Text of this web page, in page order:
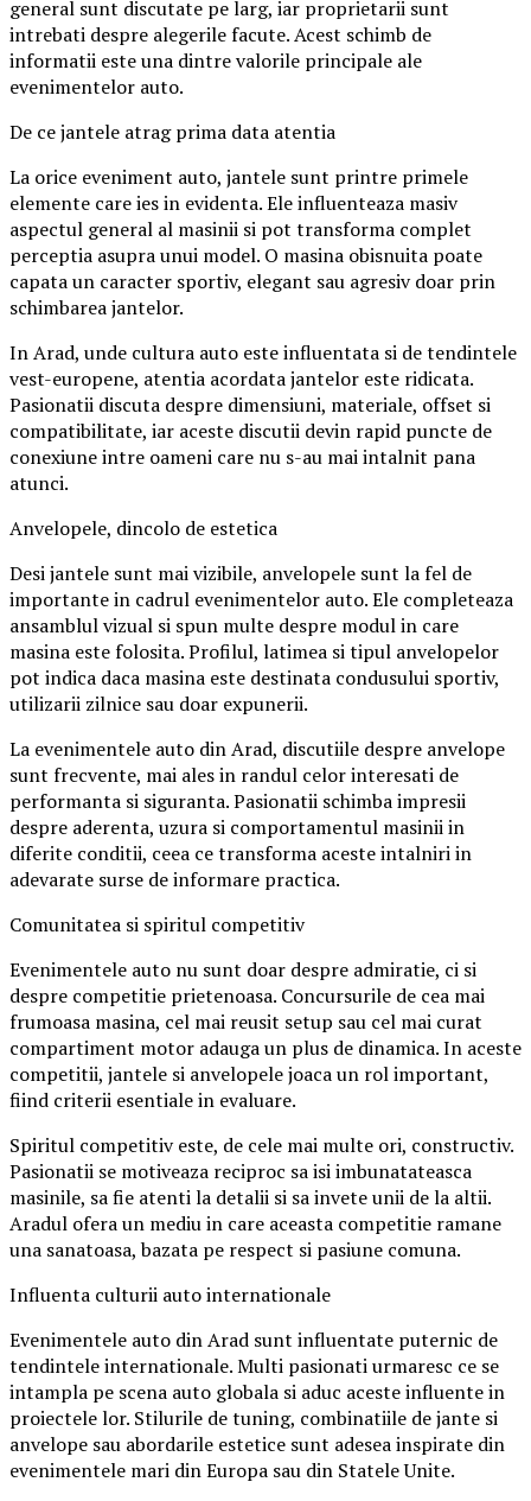
general sunt discutate pe larg, iar proprietarii sunt
intrebati despre alegerile facute. Acest schimb de
informatii este una dintre valorile principale ale
evenimentelor auto.
De ce jantele atrag prima data atentia
La orice eveniment auto, jantele sunt printre primele
elemente care ies in evidenta. Ele influenteaza masiv
aspectul general al masinii si pot transforma complet
perceptia asupra unui model. O masina obisnuita poate
capata un caracter sportiv, elegant sau agresiv doar prin
schimbarea jantelor.
In Arad, unde cultura auto este influentata si de tendintele
vest-europene, atentia acordata jantelor este ridicata.
Pasionatii discuta despre dimensiuni, materiale, offset si
compatibilitate, iar aceste discutii devin rapid puncte de
conexiune intre oameni care nu s-au mai intalnit pana
atunci.
Anvelopele, dincolo de estetica
Desi jantele sunt mai vizibile, anvelopele sunt la fel de
importante in cadrul evenimentelor auto. Ele completeaza
ansamblul vizual si spun multe despre modul in care
masina este folosita. Profilul, latimea si tipul anvelopelor
pot indica daca masina este destinata condusului sportiv,
utilizarii zilnice sau doar expunerii.
La evenimentele auto din Arad, discutiile despre anvelope
sunt frecvente, mai ales in randul celor interesati de
performanta si siguranta. Pasionatii schimba impresii
despre aderenta, uzura si comportamentul masinii in
diferite conditii, ceea ce transforma aceste intalniri in
adevarate surse de informare practica.
Comunitatea si spiritul competitiv
Evenimentele auto nu sunt doar despre admiratie, ci si
despre competitie prietenoasa. Concursurile de cea mai
frumoasa masina, cel mai reusit setup sau cel mai curat
compartiment motor adauga un plus de dinamica. In aceste
competitii, jantele si anvelopele joaca un rol important,
fiind criterii esentiale in evaluare.
Spiritul competitiv este, de cele mai multe ori, constructiv.
Pasionatii se motiveaza reciproc sa isi imbunatateasca
masinile, sa fie atenti la detalii si sa invete unii de la altii.
Aradul ofera un mediu in care aceasta competitie ramane
una sanatoasa, bazata pe respect si pasiune comuna.
Influenta culturii auto internationale
Evenimentele auto din Arad sunt influentate puternic de
tendintele internationale. Multi pasionati urmaresc ce se
intampla pe scena auto globala si aduc aceste influente in
proiectele lor. Stilurile de tuning, combinatiile de jante si
anvelope sau abordarile estetice sunt adesea inspirate din
evenimentele mari din Europa sau din Statele Unite.